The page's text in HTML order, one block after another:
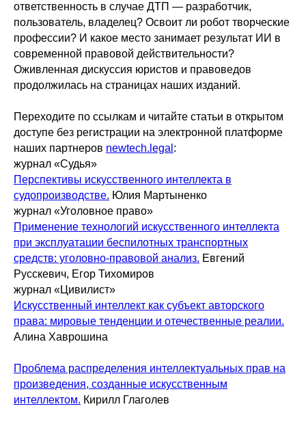
ответственность в случае ДТП — разработчик,
пользователь, владелец? Освоит ли робот творческие
профессии? И какое место занимает результат ИИ в
современной правовой действительности?
Оживленная дискуссия юристов и правоведов
продолжилась на страницах наших изданий.
Переходите по ссылкам и читайте статьи в открытом
доступе без регистрации на электронной платформе
наших партнеров newtech.legal :
журнал «Судья»
Перспективы искусственного интеллекта в
судопроизводстве. Юлия Мартыненко
журнал «Уголовное право»
Применение технологий искусственного интеллекта
при эксплуатации беспилотных транспортных
средств: уголовно-правовой анализ. Евгений
Русскевич, Егор Тихомиров
журнал «Цивилист»
Искусственный интеллект как субъект авторского
права: мировые тенденции и отечественные реалии.
Алина Хаврошина
Проблема распределения интеллектуальных прав на
произведения, созданные искусственным
интеллектом. Кирилл Глаголев